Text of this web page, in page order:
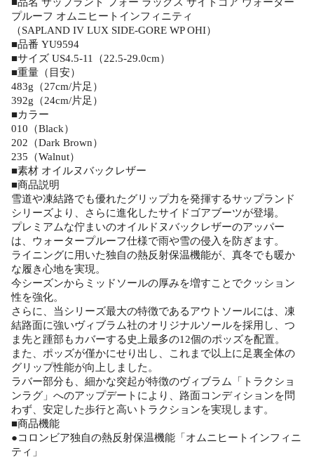
プルーフ オムニヒートインフィニティ
（SAPLAND IV LUX SIDE-GORE WP OHI）
■品番 YU9594
■サイズ US4.5-11（22.5-29.0cm）
■重量（目安）
483g（27cm/片足）
392g（24cm/片足）
■カラー
010（Black）
202（Dark Brown）
235（Walnut）
■素材 オイルヌバックレザー
■商品説明
雪道や凍結路でも優れたグリップ力を発揮するサップランド
シリーズより、さらに進化したサイドゴアブーツが登場。
プレミアムな佇まいのオイルドヌバックレザーのアッパー
は、ウォータープルーフ仕様で雨や雪の侵入を防ぎます。
ライニングに用いた独自の熱反射保温機能が、真冬でも暖か
な履き心地を実現。
今シーズンからミッドソールの厚みを増すことでクッション
性を強化。
さらに、当シリーズ最大の特徴であるアウトソールには、凍
結路面に強いヴィブラム社のオリジナルソールを採用し、つ
ま先と踵部もカバーする史上最多の12個のポッズを配置。
また、ポッズが僅かにせり出し、これまで以上に足裏全体の
グリップ性能が向上しました。
ラバー部分も、細かな突起が特徴のヴィブラム「トラクショ
ンラグ」へのアップデートにより、路面コンディションを問
わず、安定した歩行と高いトラクションを実現します。
■商品機能
●コロンビア独自の熱反射保温機能「オムニヒートインフィニ
ティ」